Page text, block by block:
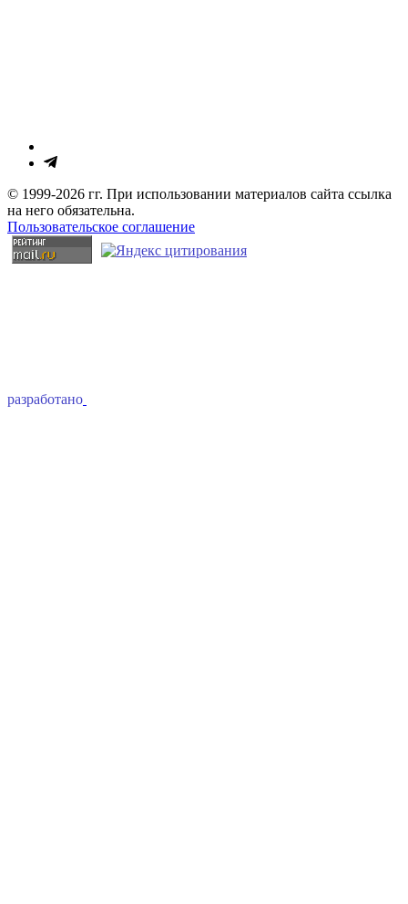
© 1999-2026 гг. При использовании материалов сайта ссылка
на него обязательна.
Пользовательское соглашение
разработано